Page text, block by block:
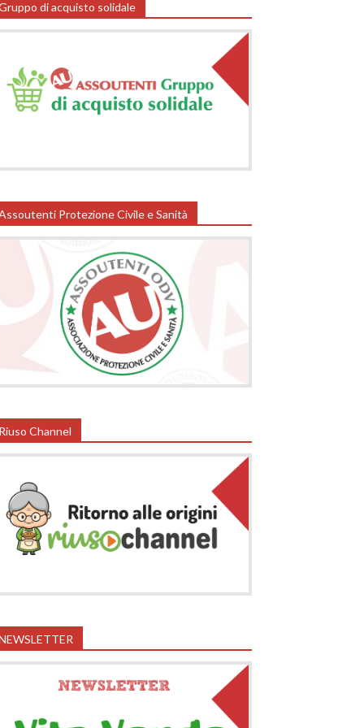
di acquisto solidale
Protezione Civile e Sanità
Riuso Channel